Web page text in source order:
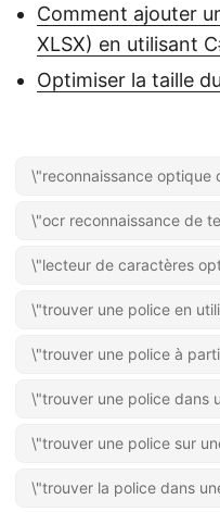
Comment ajouter
XLSX) en utilisant
Optimiser la taille
\"reconnaissance optique
\"ocr reconnaissance de
\"lecteur de caractères
\"trouver une police en
\"trouver une police à
\"trouver une police dans
\"trouver une police sur
\"trouver la police dans